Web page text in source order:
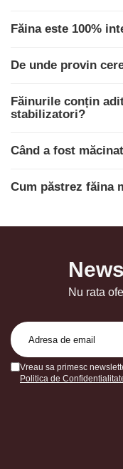
Făina este 100%
De unde provin
Făinurile conțin
stabilizatori?
Când a fost
Cum păstrez făina
Nu rata
Vreau sa primesc
Politica de